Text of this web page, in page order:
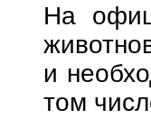
На
и
том